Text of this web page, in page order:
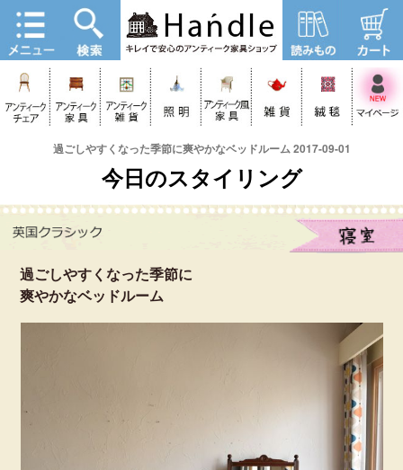
過ごしやすくなった季節に爽やかなベッドルーム 2017-09-01
今日のスタイリング
過ごしやすくなった季節に
爽やかなベッドルーム